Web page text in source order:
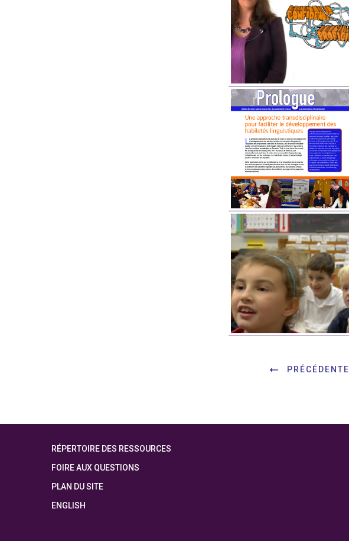
PRÉCÉDENTE
RÉPERTOIRE DES RESSOURCES
FOIRE AUX QUESTIONS
PLAN DU SITE
ENGLISH